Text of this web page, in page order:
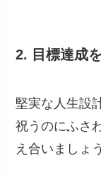
2. 目標達成
堅実な人生設
祝うのにふさ
え合いましょ